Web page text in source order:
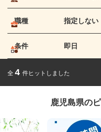
職種 指定しない
条件 即日
全 4 件ヒットしました
鹿児島県の